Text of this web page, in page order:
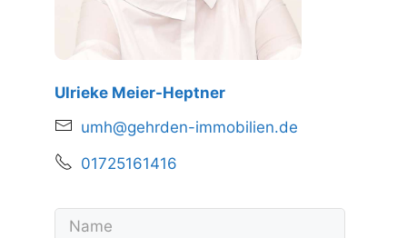
Ulrieke Meier-Heptner
umh@gehrden-immobilien.de
01725161416